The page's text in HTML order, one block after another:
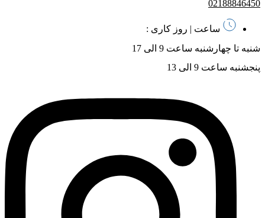
02188846450
ساعت | روز کاری :
شنبه تا چهارشنبه ساعت 9 الی 17
پنجشنبه ساعت 9 الی 13